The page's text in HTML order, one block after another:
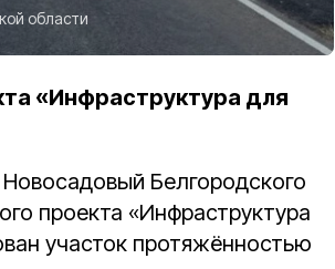
области
«Инфраструктура для
Белгородского
проекта «Инфраструктура
участок протяжённостью